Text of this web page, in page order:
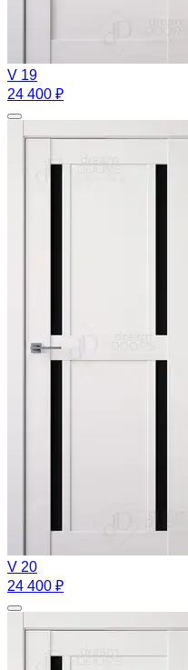
V 19
24 400 ₽
V 20
24 400 ₽